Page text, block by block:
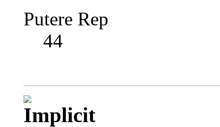
Putere Rep
44